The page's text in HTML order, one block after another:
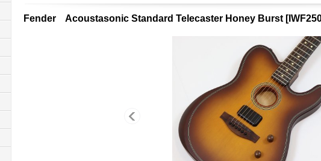
Fender Acoustasonic Standard Telecaster Honey Burst [